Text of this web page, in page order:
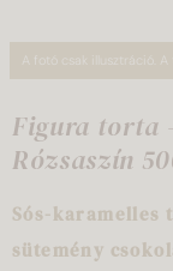
A fotó csak illusztráció.
Figura torta
Rózsaszín
Sós-karamelles
sütemény